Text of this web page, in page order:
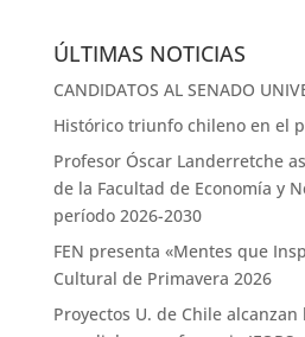
ÚLTIMAS NOTICIAS
CANDIDATOS AL SENADO
Histórico triunfo chileno en el
Profesor Óscar Landerretche
de la Facultad de Economía y
período 2026-2030
FEN presenta «Mentes que
Cultural de Primavera 2026
Proyectos U. de Chile